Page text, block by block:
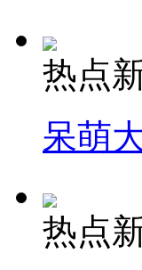
热点
呆萌
热点